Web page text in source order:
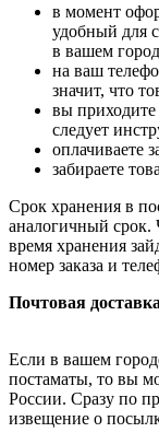
в момент
удобный для
в вашем
на ваш
значит, что
вы приходите
следует
оплачиваете
забираете
Срок хранения в
аналогичный
время хранения
номер заказа и
Почтовая доставка
Если в вашем
постаматы, то вы
России. Сразу по
извещение о